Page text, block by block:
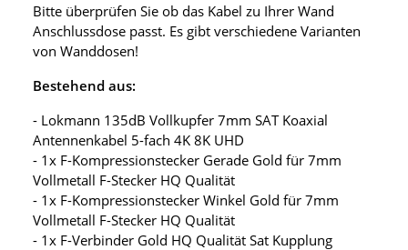
Bitte überprüfen Sie ob das Kabel zu Ihrer Wand
Anschlussdose passt. Es gibt verschiedene Varianten
von Wanddosen!
Bestehend aus:
- Lokmann 135dB Vollkupfer 7mm SAT Koaxial
Antennenkabel 5-fach 4K 8K UHD
- 1x F-Kompressionstecker Gerade Gold für 7mm
Vollmetall F-Stecker HQ Qualität
- 1x F-Kompressionstecker Winkel Gold für 7mm
Vollmetall F-Stecker HQ Qualität
- 1x F-Verbinder Gold HQ Qualität Sat Kupplung